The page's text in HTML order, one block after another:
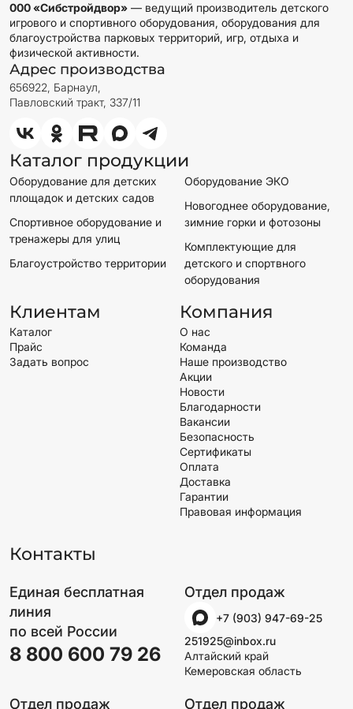
000 «Сибстройдвор» — ведущий производитель детского
игрового и спортивного оборудования, оборудования для
благоустройства парковых территорий, игр, отдыха и
физической активности.
Адрес производства
656922, Барнаул,
Павловский тракт, 337/11
Каталог продукции
Оборудование для детских
площадок и детских садов
Спортивное оборудование и
тренажеры для улиц
Благоустройство территории
Оборудование ЭКО
Новогоднее оборудование,
зимние горки и фотозоны
Комплектующие для
детского и спортвного
оборудования
Клиентам
Каталог
Прайс
Задать вопрос
Компания
О нас
Команда
Наше производство
Акции
Новости
Благодарности
Вакансии
Безопасность
Сертификаты
Оплата
Доставка
Гарантии
Правовая информация
Контакты
Единая бесплатная
линия
по всей России
8 800 600 79 26
Отдел продаж
+7 (903) 947-69-25
251925@inbox.ru
Алтайский край
Кемеровская область
Отдел продаж Отдел продаж